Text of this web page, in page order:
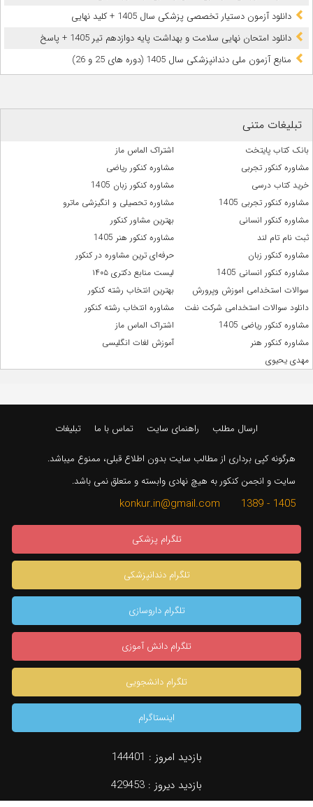
نظرات (0)
دانلود آزمون دستیار تخصصی پزشکی سال 1405 + کلید نهایی
دانلود امتحان نهایی سلامت و بهداشت پایه دوازدهم تیر 1405 + پاسخ
ﻣﻨﺎﺑﻊ آزﻣﻮن ﻣﻠﯽ دندانپزشکی سال 1405 (دوره های 25 و 26)
تبلیغات متنی
بانک کتاب پایتخت
اشتراک الماس ماز
مشاوره کنکور تجربی
مشاوره کنکور ریاضی
خرید کتاب درسی
مشاوره کنکور زبان 1405
مشاوره کنکور تجربی 1405
مشاوره تحصیلی و انگیزشی ماترو
مشاوره کنکور انسانی
بهترین مشاور کنکور
ثبت نام تام لند
مشاوره کنکور هنر 1405
مشاوره کنکور زبان
حرفه‌ای ترین مشاوره در کنکور
مشاوره کنکور انسانی 1405
لیست منابع دکتری ۱۴۰۵
سوالات استخدامی اموزش وپرورش
بهترین انتخاب رشته کنکور
دانلود سوالات استخدامی شرکت نفت
مشاوره انتخاب رشته کنکور
مشاوره کنکور ریاضی 1405
اشتراک الماس ماز
مشاوره کنکور هنر
آموزش لغات انگلیسی
مهدی یحیوی
ارسال مطلب راهنمای سایت تماس با ما تبلیغات
هرگونه کپی برداری از مطالب سایت بدون اطلاع قبلی، ممنوع میباشد.
سایت و انجمن کنکور به هیچ نهادی وابسته و متعلق نمی باشد.
1405 - 1389 konkur.in@gmail.com
تلگرام پزشکی
تلگرام دندانپزشکی
تلگرام داروسازی
تلگرام دانش آموزی
تلگرام دانشجویی
اینستاگرام
بازدید امروز : 144401
بازدید دیروز : 429453